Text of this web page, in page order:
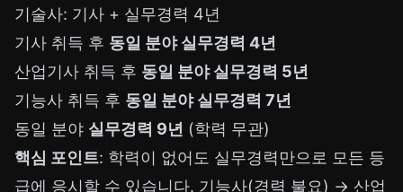
기술사: 기사 + 실무경력 4년
기사 취득 후 동일 분야 실무경력 4년
산업기사 취득 후 동일 분야 실무경력 5년
기능사 취득 후 동일 분야 실무경력 7년
동일 분야 실무경력 9년 (학력 무관)
핵심 포인트: 학력이 없어도 실무경력만으로 모든 등
급에 응시할 수 있습니다. 기능사(경력 불요) → 산업